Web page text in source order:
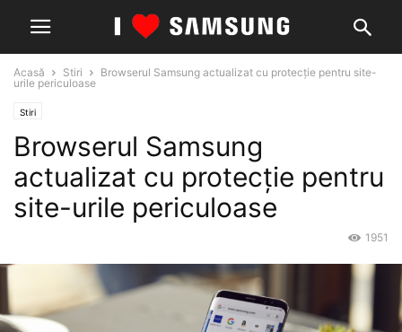
Acasă Stiri
Browserul Samsung actualizat cu protecție pentru site-
urile periculoase
Stiri
Browserul Samsung
actualizat cu protecție pentru
site-urile periculoase
1951